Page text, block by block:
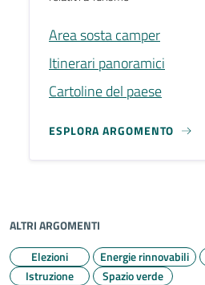
Area sosta camper
Itinerari panoramici
Cartoline del paese
ESPLORA ARGOMENTO
ALTRI ARGOMENTI
Elezioni
Energie rinnovabili
Istruzione
Spazio verde